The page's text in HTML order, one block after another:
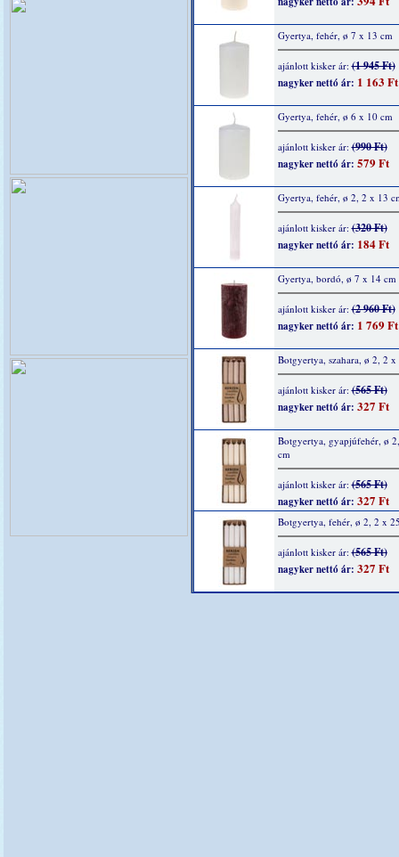
Gyertya, fehér, ø 7 x 13 cm
ajánlott kisker ár:(1 945 Ft)
nagyker nettó ár: 1 163 Ft
Gyertya, fehér, ø 6 x 10 cm
ajánlott kisker ár:(990 Ft)
nagyker nettó ár: 579 Ft
Gyertya, fehér, ø 2, 2 x 13
ajánlott kisker ár:(320 Ft)
nagyker nettó ár: 184 Ft
Gyertya, bordó, ø 7 x 14 cm
ajánlott kisker ár:(2 960 Ft)
nagyker nettó ár: 1 769 Ft
Botgyertya, szahara, ø 2, 2 x
ajánlott kisker ár:(565 Ft)
nagyker nettó ár: 327 Ft
Botgyertya, gyapjúfehér, ø
cm
ajánlott kisker ár:(565 Ft)
nagyker nettó ár: 327 Ft
Botgyertya, fehér, ø 2, 2 x
ajánlott kisker ár:(565 Ft)
nagyker nettó ár: 327 Ft